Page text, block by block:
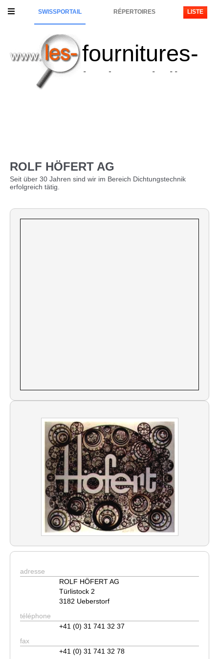
SWISSPORTAIL RÉPERTOIRES LISTE
fournitures-
industrielles
ROLF HÖFERT AG
Seit über 30 Jahren sind wir im Bereich Dichtungstechnik
erfolgreich tätig.
adresse
ROLF HÖFERT AG
Türlistock 2
3182 Ueberstorf
téléphone
+41 (0) 31 741 32 37
fax
+41 (0) 31 741 32 78